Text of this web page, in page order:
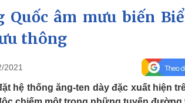
Giáo dục
Dấu ấn VOV
Việc làm
Biển đảo
Việt Nam
Thể thao
Bóng đá
Lịch thi
Quốc âm mưu biến
thông
2021
hệ thống ăng-ten dày đặc xuất hiện